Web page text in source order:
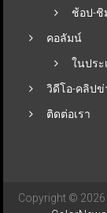
ช้อป-ชิ
คอลัมน์
ในประ
วิดีโอ-คลิปข่
ติดต่อเรา
Copyright © 2026